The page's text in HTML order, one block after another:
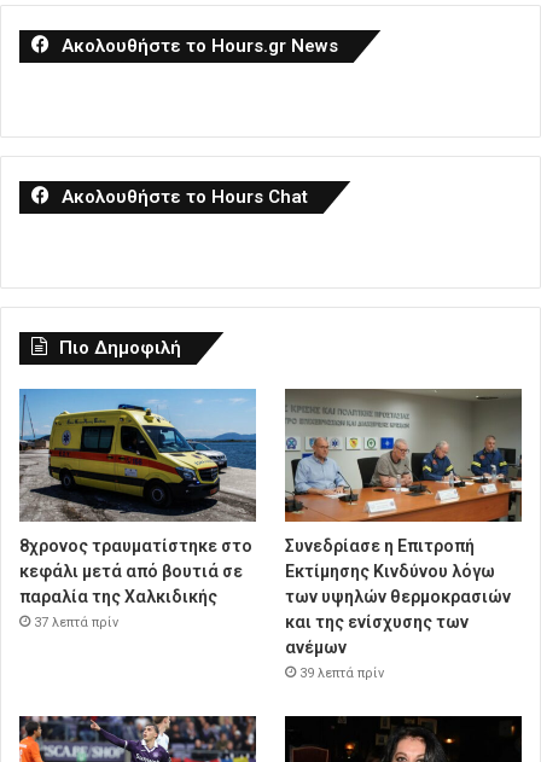
Ακολουθήστε το Hours.gr News
Ακολουθήστε το Hours Chat
Πιο Δημοφιλή
8χρονος τραυματίστηκε στο
κεφάλι μετά από βουτιά σε
παραλία της Χαλκιδικής
37 λεπτά πρίν
Συνεδρίασε η Επιτροπή
Εκτίμησης Κινδύνου λόγω
των υψηλών θερμοκρασιών
και της ενίσχυσης των
ανέμων
39 λεπτά πρίν